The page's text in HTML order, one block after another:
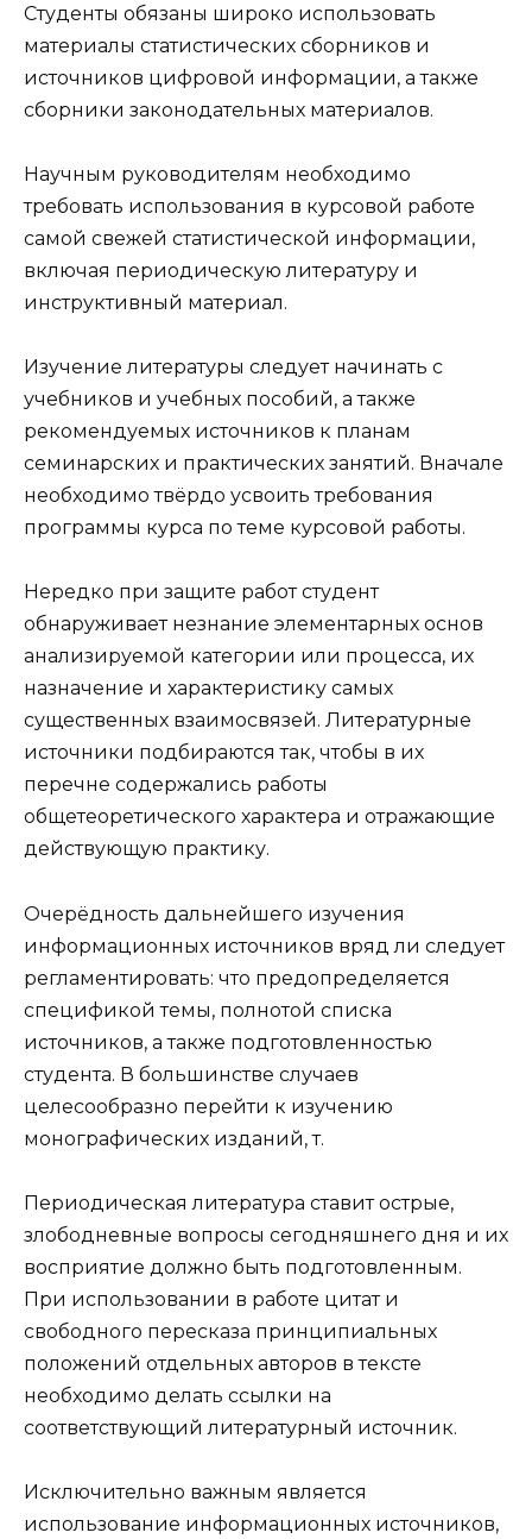
Студенты обязаны широко использовать
материалы статистических сборников и
источников цифровой информации, а также
сборники законодательных материалов.
Научным руководителям необходимо
требовать использования в курсовой работе
самой свежей статистической информации,
включая периодическую литературу и
инструктивный материал.
Изучение литературы следует начинать с
учебников и учебных пособий, а также
рекомендуемых источников к планам
семинарских и практических занятий. Вначале
необходимо твёрдо усвоить требования
программы курса по теме курсовой работы.
Нередко при защите работ студент
обнаруживает незнание элементарных основ
анализируемой категории или процесса, их
назначение и характеристику самых
существенных взаимосвязей. Литературные
источники подбираются так, чтобы в их
перечне содержались работы
общетеоретического характера и отражающие
действующую практику.
Очерёдность дальнейшего изучения
информационных источников вряд ли следует
регламентировать: что предопределяется
спецификой темы, полнотой списка
источников, а также подготовленностью
студента. В большинстве случаев
целесообразно перейти к изучению
монографических изданий, т.
Периодическая литература ставит острые,
злободневные вопросы сегодняшнего дня и их
восприятие должно быть подготовленным.
При использовании в работе цитат и
свободного пересказа принципиальных
положений отдельных авторов в тексте
необходимо делать ссылки на
соответствующий литературный источник.
Исключительно важным является
использование информационных источников,